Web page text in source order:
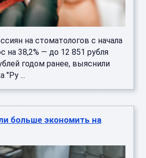
на стоматологов с начала
на 38,2% — до 12 851 рубля
годом ранее, выяснили
"Ру ...
больше экономить на